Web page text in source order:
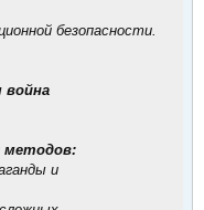
безопасности.
война
методов:
и